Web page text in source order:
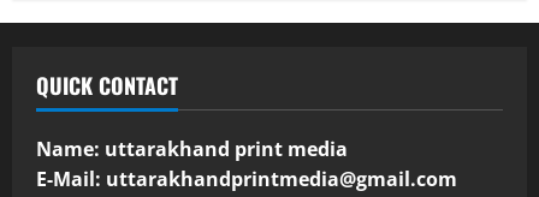
QUICK CONTACT
Name: uttarakhand print media
E-Mail: uttarakhandprintmedia@gmail.com